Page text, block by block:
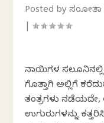
Posted by
|
ನಾಯಿಗಳ ಸಲೂನಿನಲ್ಲಿ
ಗೊತ್ತಾಗಿ ಅಲ್ಲಿಗೆ
ತಂತ್ರಗಳು
ಉಗುರುಗಳನ್ನು